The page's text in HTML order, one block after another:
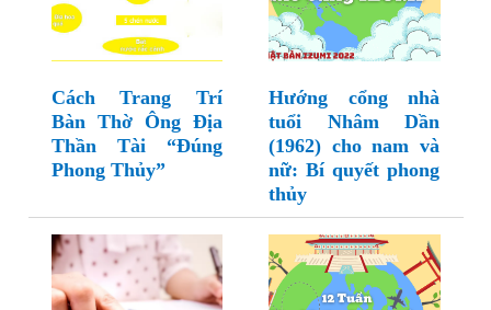
Cách Trang Trí
Bàn Thờ Ông Địa
Thần Tài “Đúng
Phong Thủy”
Hướng cổng nhà
tuổi Nhâm Dần
(1962) cho nam và
nữ: Bí quyết phong
thủy